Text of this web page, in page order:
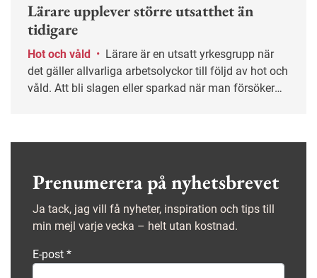
Lärare upplever större utsatthet än
tidigare
Hot och våld •
det gäller allvarliga arbetsolyckor till följd av hot och
våld. Att bli slagen eller sparkad när man försöker
statistik från Afa Försäkring.
Prenumerera på nyhetsbrevet
Ja tack, jag vill få nyheter, inspiration och tips till
min mejl varje vecka – helt utan kostnad.
E-post *